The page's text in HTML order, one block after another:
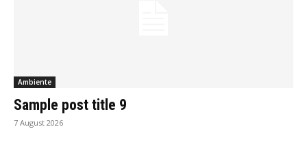
Ambiente
Sample post title 9
7 August 2026